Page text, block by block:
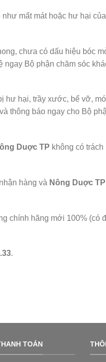
mất mát hoặc hư hại
chưa có dấu hiệu bóc
Bộ phận chăm sóc
hư hại, trầy xước, bể vỡ,
thông báo ngay cho Bộ
Duợc TP không có
hàng và Nông Duợc TP
chính hãng mới 100% (có
.
TOÁN